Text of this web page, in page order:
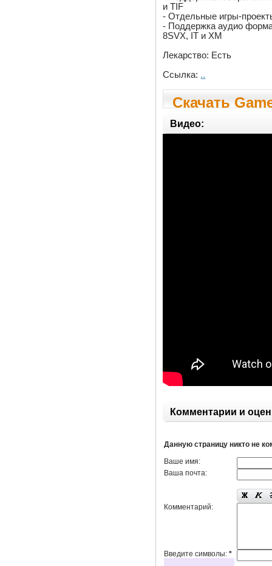
и TIF
- Отдельные игры-
- Поддержка аудио
8SVX, IT и XM
Лекарство: Есть
Ссылка: ..
Скачать
Видео:
Комментарии и
Данную страницу никто не
Ваше имя:
Ваша почта:
Комментарий:
Введите символы:*